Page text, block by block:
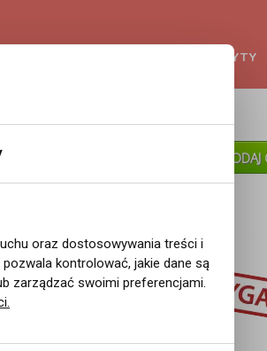
KREDYTY
oraz dostosowywania treści i
kontrolować, jakie dane są
zarządzać swoimi preferencjami.